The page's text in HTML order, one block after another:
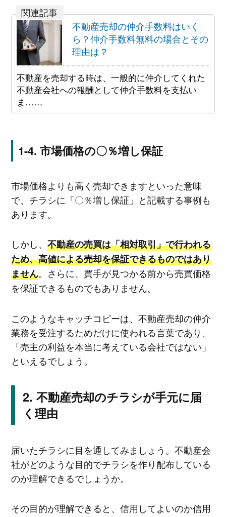
不動産売却の仲介手数料はいく
ら？仲介手数料無料の場合とその
理由は？
不動産を売却する時は、一般的に仲介してくれた
不動産会社への報酬として仲介手数料を支払い
ま……
市場価格の〇％増し保証
市場価格よりも高く売却できますといった意味
で、チラシに「〇％増し保証」と記載する事例も
あります。
しかし、 不動産の売買は「相対取引」で行われる
ため、高値による売却を保証できるものではあり
ません。さらに、買手が見つかる前から売買価格
を保証できるものでもありません。
このようなキャッチコピーは、不動産売却の仲介
業務を受注するためだけに使われる言葉であり、
「売主の利益を本当に考えている会社ではない」
といえるでしょう。
不動産売却のチラシが手元に届
く理由
届いたチラシに目を通してみましょう。不動産会
社がどのような目的でチラシを作り配布している
のか理解できるでしょうか。
その目的が理解できると、信用してよいのか信用